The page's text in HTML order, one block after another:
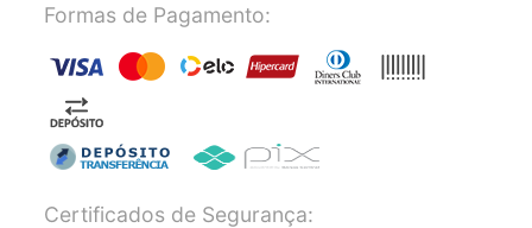
Formas de Pagamento:
Certificados de Segurança: